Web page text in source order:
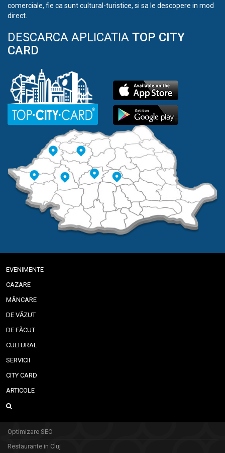
comerciale, fie ca sunt cultural-turistice, si sa le descopere in mod
direct.
DESCARCA APLICATIA TOP CITY
CARD
EVENIMENTE
CAZARE
MÂNCARE
DE VĂZUT
DE FĂCUT
CULTURAL
SERVICII
CITY CARD
ARTICOLE
Optimizare SEO
Restaurante in Cluj